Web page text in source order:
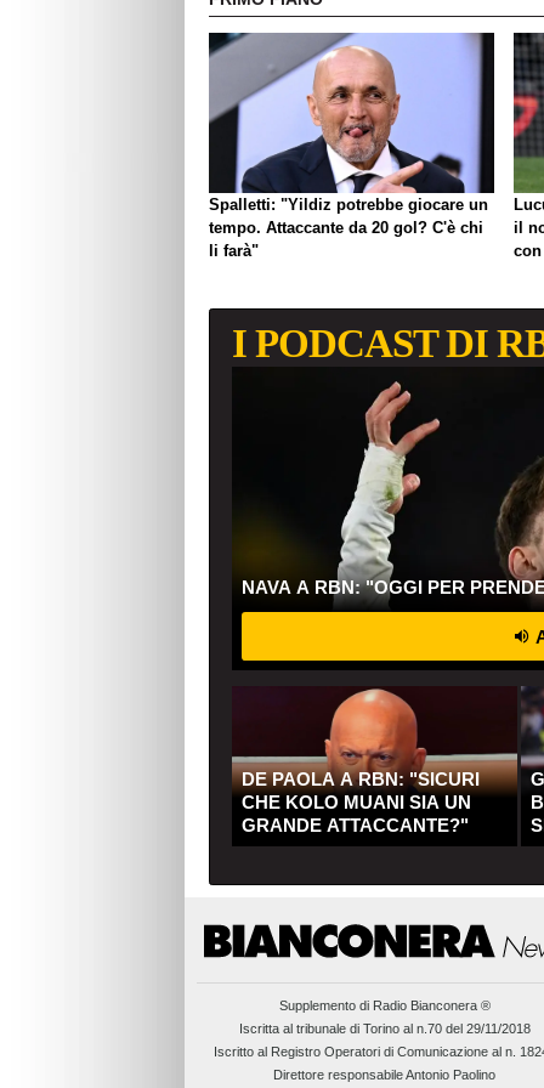
Spalletti: "Yildiz potrebbe giocare un
tempo. Attaccante da 20 gol? C'è chi
li farà"
il
I PODCAST DI
NAVA A RBN: "OGGI PER
DE PAOLA A RBN: "SICURI
CHE KOLO MUANI SIA UN
GRANDE ATTACCANTE?"
Supplemento di Radio Bianconera ®
Iscritta al tribunale di Torino al n.70 del 29/11/2018
Iscritto al Registro Operatori di Comunicazione al n.
Direttore responsabile Antonio Paolino